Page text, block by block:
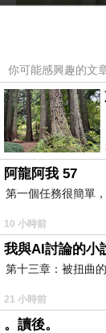
你可能感興趣的文
阿龍阿我 57
第一個任務很簡單
10 小時前
我與AI討論的小
第十三章：被扭曲
21 小時前
。讀後。